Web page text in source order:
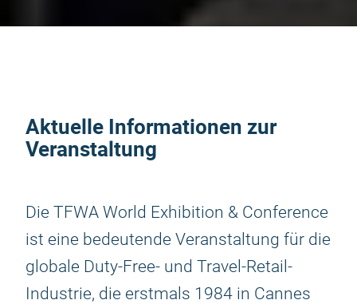
Aktuelle Informationen zur
Veranstaltung
Die TFWA World Exhibition & Conference
ist eine bedeutende Veranstaltung für die
globale Duty-Free- und Travel-Retail-
Industrie, die erstmals 1984 in Cannes